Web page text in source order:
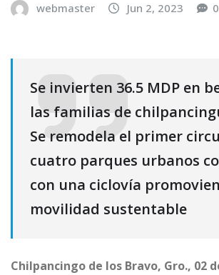
webmaster Jun 2, 2023 0
Se invierten 36.5 MDP en
las familias de
Se remodela el primer
cuatro parques urbanos
con una ciclovía
movilidad sustentable
Chilpancingo de los Bravo, Gro., 02